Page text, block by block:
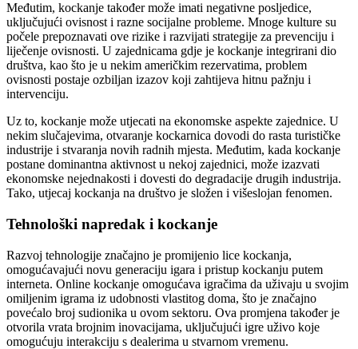
Međutim, kockanje također može imati negativne posljedice,
uključujući ovisnost i razne socijalne probleme. Mnoge kulture su
počele prepoznavati ove rizike i razvijati strategije za prevenciju i
liječenje ovisnosti. U zajednicama gdje je kockanje integrirani dio
društva, kao što je u nekim američkim rezervatima, problem
ovisnosti postaje ozbiljan izazov koji zahtijeva hitnu pažnju i
intervenciju.
Uz to, kockanje može utjecati na ekonomske aspekte zajednice. U
nekim slučajevima, otvaranje kockarnica dovodi do rasta turističke
industrije i stvaranja novih radnih mjesta. Međutim, kada kockanje
postane dominantna aktivnost u nekoj zajednici, može izazvati
ekonomske nejednakosti i dovesti do degradacije drugih industrija.
Tako, utjecaj kockanja na društvo je složen i višeslojan fenomen.
Tehnološki napredak i kockanje
Razvoj tehnologije značajno je promijenio lice kockanja,
omogućavajući novu generaciju igara i pristup kockanju putem
interneta. Online kockanje omogućava igračima da uživaju u svojim
omiljenim igrama iz udobnosti vlastitog doma, što je značajno
povećalo broj sudionika u ovom sektoru. Ova promjena također je
otvorila vrata brojnim inovacijama, uključujući igre uživo koje
omogućuju interakciju s dealerima u stvarnom vremenu.